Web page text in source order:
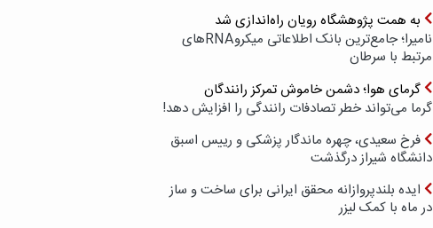
به همت پژوهشگاه رویان راه‌اندازی شد
نامیرا؛ جامع‌ترین بانک اطلاعاتی میکروRNAهای
مرتبط با سرطان
گرمای هوا؛ دشمن خاموش تمرکز رانندگان
گرما می‌تواند خطر تصادفات رانندگی را افزایش دهد!
فرخ سعیدی، چهره ماندگار پزشکی و رییس اسبق
دانشگاه شیراز درگذشت
ایده بلندپروازانه محقق ایرانی برای ساخت و ساز
در ماه با کمک لیزر